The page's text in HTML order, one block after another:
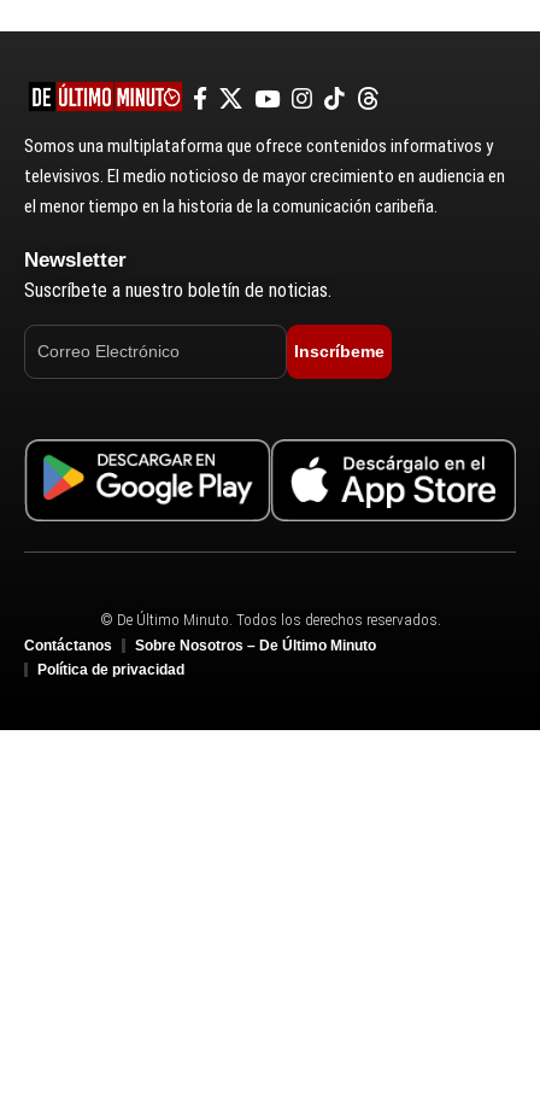
Somos una multiplataforma que ofrece contenidos informativos y
televisivos. El medio noticioso de mayor crecimiento en audiencia en
el menor tiempo en la historia de la comunicación caribeña.
Newsletter
Suscríbete a nuestro boletín de noticias.
Inscríbeme
© De Último Minuto. Todos los derechos reservados.
Contáctanos
Sobre Nosotros – De Último Minuto
Política de privacidad